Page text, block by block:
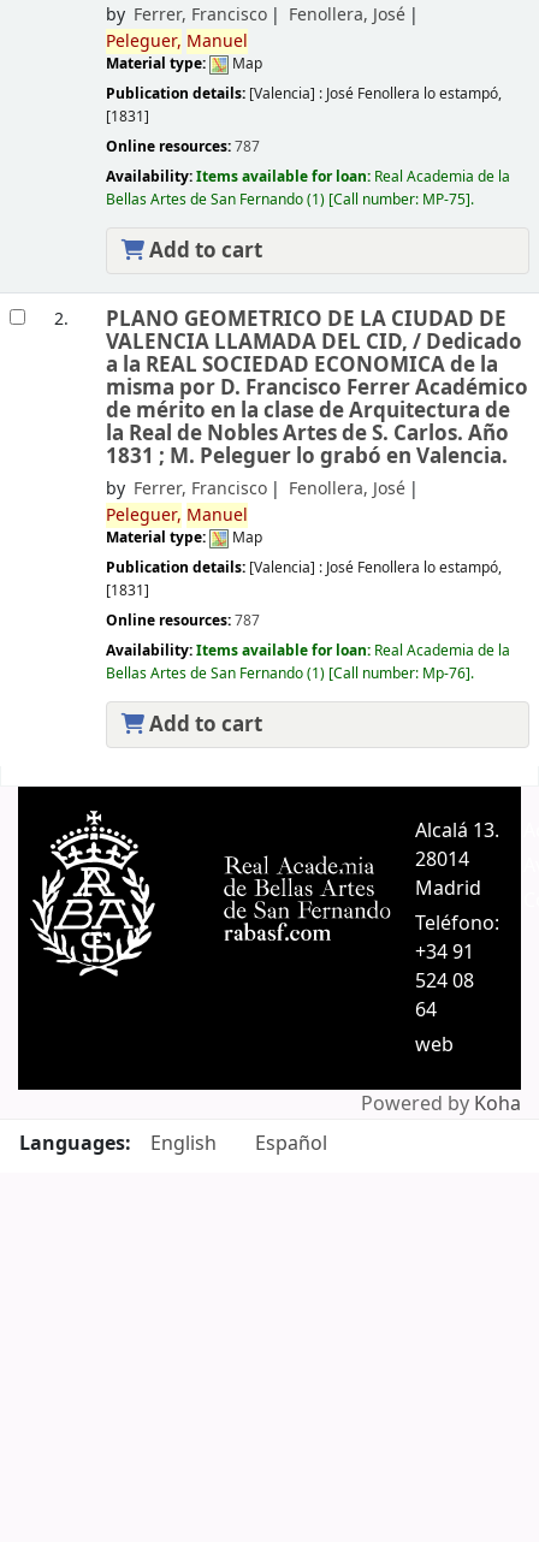
by Ferrer, Francisco
Fenollera, José
Peleguer, Manuel
Material type:
Map
Publication details: [Valencia] : José Fenollera lo estampó,
[1831]
Online resources:787
Availability:Items available for loan: Real Academia de la
Bellas Artes de San Fernando(1) Call number: MP-75 .
Add to cart
2. PLANO GEOMETRICO DE LA CIUDAD DE
VALENCIA LLAMADA DEL CID, / Dedicado
a la REAL SOCIEDAD ECONOMICA de la
misma por D. Francisco Ferrer Académico
de mérito en la clase de Arquitectura de
la Real de Nobles Artes de S. Carlos. Año
1831 ; M. Peleguer lo grabó en Valencia.
by Ferrer, Francisco
Fenollera, José
Peleguer, Manuel
Material type:
Map
Publication details: [Valencia] : José Fenollera lo estampó,
[1831]
Online resources:787
Availability:Items available for loan: Real Academia de la
Bellas Artes de San Fernando(1) Call number: Mp-76 .
Add to cart
Alcalá 13.
28014
Madrid
Teléfono:
+34 91
524 08
64
web
Powered by Koha
Languages:
English Español